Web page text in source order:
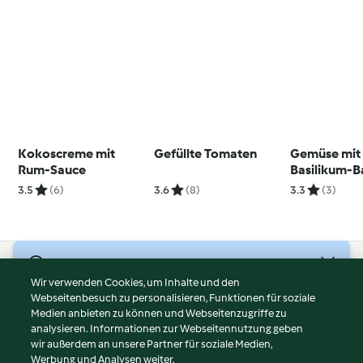
Kokoscreme mit
Rum-Sauce
3.5 (6)
Gefüllte Tomaten
3.6 (8)
Gemüse mit
Basilikum-
Fredda
3.3 (3)
Nutzungsbedingungen
Datenschutzrichtlinien
Disclaimer
Wir verwenden Cookies, um Inhalte und den
Webseitenbesuch zu personalisieren, Funktionen für soziale
Medien anbieten zu können und Webseitenzugriffe zu
analysieren. Informationen zur Webseitennutzung geben
wir außerdem an unsere Partner für soziale Medien,
Werbung und Analysen weiter.